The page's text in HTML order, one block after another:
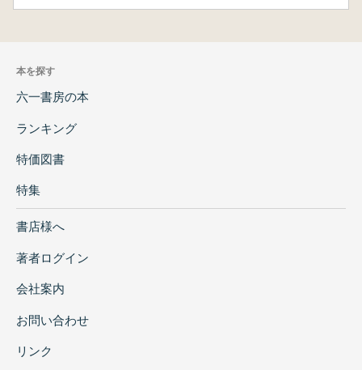
本を探す
六一書房の本
ランキング
特価図書
特集
書店様へ
著者ログイン
会社案内
お問い合わせ
リンク